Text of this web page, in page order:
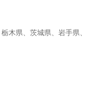
木県、茨城県、岩手県、